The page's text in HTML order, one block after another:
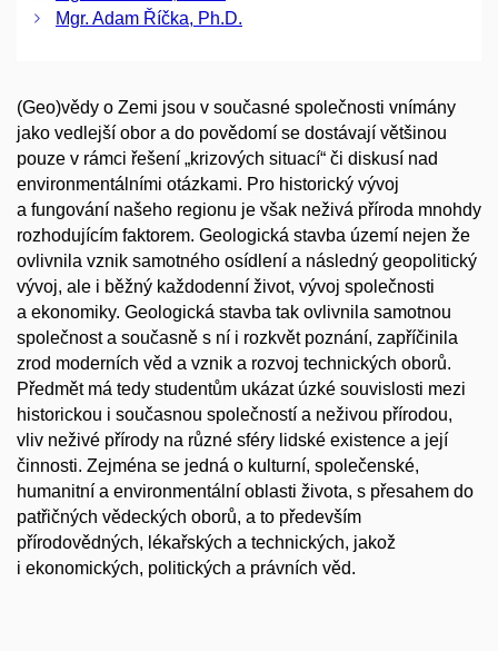
Mgr. Adam Říčka, Ph.D.
(Geo)vědy o Zemi jsou v současné společnosti vnímány
jako vedlejší obor a do povědomí se dostávají většinou
pouze v rámci řešení „krizových situací“ či diskusí nad
environmentálními otázkami. Pro historický vývoj
a fungování našeho regionu je však neživá příroda mnohdy
rozhodujícím faktorem. Geologická stavba území nejen že
ovlivnila vznik samotného osídlení a následný geopolitický
vývoj, ale i běžný každodenní život, vývoj společnosti
a ekonomiky. Geologická stavba tak ovlivnila samotnou
společnost a současně s ní i rozkvět poznání, zapříčinila
zrod moderních věd a vznik a rozvoj technických oborů.
Předmět má tedy studentům ukázat úzké souvislosti mezi
historickou i současnou společností a neživou přírodou,
vliv neživé přírody na různé sféry lidské existence a její
činnosti. Zejména se jedná o kulturní, společenské,
humanitní a environmentální oblasti života, s přesahem do
patřičných vědeckých oborů, a to především
přírodovědných, lékařských a technických, jakož
i ekonomických, politických a právních věd.